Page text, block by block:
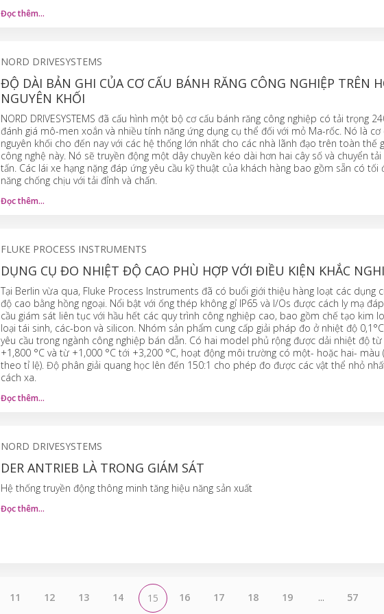
Đọc thêm…
NORD DRIVESYSTEMS
ĐỘ DÀI BẢN GHI CỦA CƠ CẤU BÁNH RĂNG CÔNG NGHIỆP TRÊN
NGUYÊN KHỐI
NORD DRIVESYSTEMS đã cấu hình một bộ cơ cấu bánh răng công nghiệp có tải trọng
đánh giá mô-men xoắn và nhiều tính năng ứng dụng cụ thể đối với mỏ Ma-rốc. Nó là cơ
nguyên khối cho đến nay với các hệ thống lớn nhất cho các nhà lãnh đạo trên toàn thế
công nghệ này. Nó sẽ truyền động một dây chuyền kéo dài hơn hai cây số và chuyển
tấn. Các lái xe hạng nặng đáp ứng yêu cầu kỹ thuật của khách hàng bao gồm sẵn có tối
năng chống chịu với tải đỉnh và chấn.
Đọc thêm…
FLUKE PROCESS INSTRUMENTS
DỤNG CỤ ĐO NHIỆT ĐỘ CAO PHÙ HỢP VỚI ĐIỀU KIỆN KHẮC
Tại Berlin vừa qua, Fluke Process Instruments đã có buổi giới thiệu hàng loạt các dụng
độ cao bằng hồng ngoại. Nổi bật với ống thép không gỉ IP65 và I/Os được cách ly mạ
cầu giám sát liên tục với hầu hết các quy trình công nghiệp cao, bao gồm chế tạo kim
loại tái sinh, các-bon và silicon. Nhóm sản phẩm cung cấp giải pháp đo ở nhiệt độ
yêu cầu trong ngành công nghiệp bán dẫn. Có hai model phủ rộng được dải nhiệt độ từ
+1,800 °C và từ +1,000 °C tới +3,200 °C, hoạt động môi trường có một- hoặc hai- màu
theo tỉ lệ). Độ phân giải quang học lên đến 150:1 cho phép đo được các vật thể nhỏ
cách xa.
Đọc thêm…
NORD DRIVESYSTEMS
DER ANTRIEB LÀ TRONG GIÁM SÁT
Hệ thống truyền động thông minh tăng hiệu năng sản xuất
Đọc thêm…
11 12 13 14 15 16 17 18 19 ... 57